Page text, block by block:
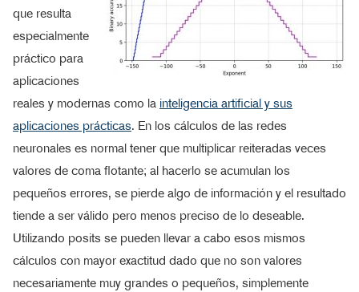
que resulta
especialmente
práctico para
aplicaciones
reales y modernas como la inteligencia artificial y sus
aplicaciones prácticas. En los cálculos de las redes
neuronales es normal tener que multiplicar reiteradas veces
valores de coma flotante; al hacerlo se acumulan los
pequeños errores, se pierde algo de información y el resultado
tiende a ser válido pero menos preciso de lo deseable.
Utilizando posits se pueden llevar a cabo esos mismos
cálculos con mayor exactitud dado que no son valores
necesariamente muy grandes o pequeños, simplemente